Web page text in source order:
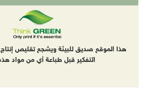
هذا الموقع صديق للبيئة ويشجع تقليص إنتاج
التفكير قبل طباعة أي من مواد